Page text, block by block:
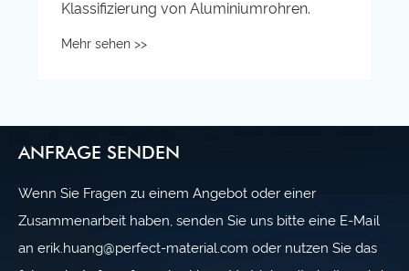
Klassifizierung von Aluminiumrohren.
Mehr sehen >>
ANFRAGE SENDEN
Wenn Sie Fragen zu einem Angebot oder einer
Zusammenarbeit haben, senden Sie uns bitte eine E-Mail
an erik.huang@perfect-material.com oder nutzen Sie das